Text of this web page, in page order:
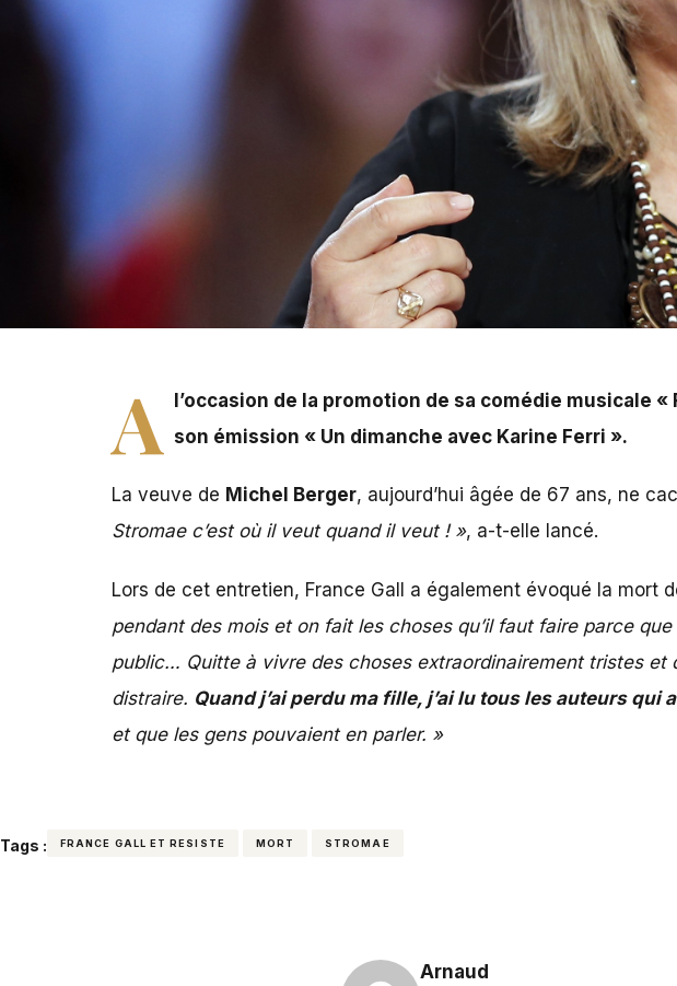
A
l’occasion de la promotion de sa comédie musicale
son émission « Un dimanche avec Karine Ferri ».
La veuve de Michel Berger, aujourd’hui âgée de 67 ans, ne
Stromae c’est où il veut quand il veut ! », a-t-elle lancé.
Lors de cet entretien, France Gall a également évoqué la mort
pendant des mois et on fait les choses qu’il faut faire parce
public… Quitte à vivre des choses extraordinairement tristes
distraire. Quand j’ai perdu ma fille, j’ai lu tous les auteurs qui
et que les gens pouvaient en parler. »
Tags : FRANCE GALL ET RESISTE MORT STROMAE
Arnaud